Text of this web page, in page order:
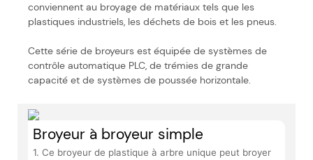
conviennent au broyage de matériaux tels que les
plastiques industriels, les déchets de bois et les pneus.
Cette série de broyeurs est équipée de systèmes de
contrôle automatique PLC, de trémies de grande
capacité et de systèmes de poussée horizontale.
Broyeur à broyeur simple
1. Ce broyeur de plastique à arbre unique peut broyer